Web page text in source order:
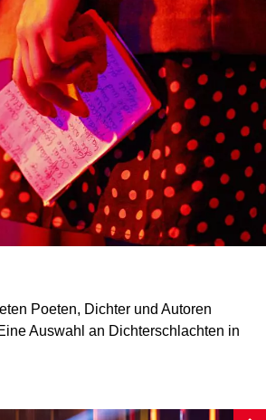
Poeten, Dichter und Autoren
Auswahl an Dichterschlachten in